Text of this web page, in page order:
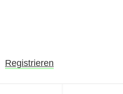
Registrieren